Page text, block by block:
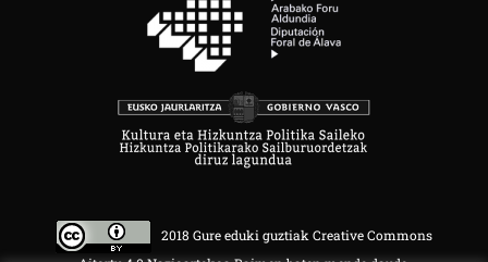
2018 Gure eduki guztiak Creative Commons